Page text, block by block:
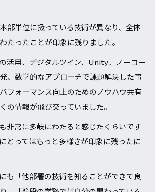
部単位に扱っている技術が異なり、全体
たったことが印象に残りました。
活用、デジタルツイン、Unity、ノーコー
、数学的なアプローチで課題解決した事
フォーマンス向上のためのノウハウ共有
の情報が飛び交っていました。
非常に多岐にわたると感じたくらいです
とってはもっと多様さが印象に残ったに
も「他部署の技術を知ることができて良